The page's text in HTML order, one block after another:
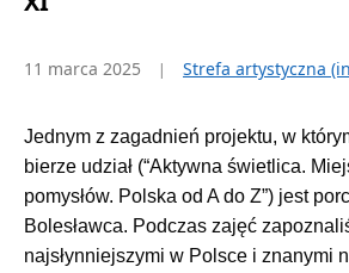
11 marca 2025 Strefa artystyczna
Jednym z zagadnień projektu, w
bierze udział (“Aktywna świetlica.
pomysłów. Polska od A do Z”) jest
Bolesławca. Podczas zajęć
najsłynniejszymi w Polsce i znanymi